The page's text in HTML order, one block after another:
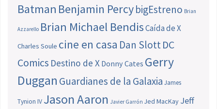
Batman Benjamin PercybigEstreno Brian
Azzarello Brian Michael BendisCaída de X
Charles Soule cine en casa Dan SlottDC
Comics Destino de X Donny Cates Gerry
Duggan Guardianes de la Galaxia James
Tynion IV Jason Aaron Javier Garrón Jed MacKay Jeff